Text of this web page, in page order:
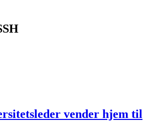
vender hjem til